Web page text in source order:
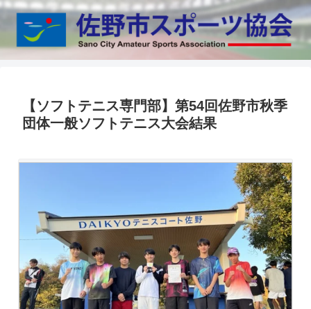
【ソフトテニス専門部】第54回佐野市秋季
団体一般ソフトテニス大会結果